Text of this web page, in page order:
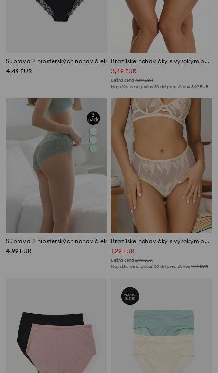
Súprava 2 hipsterských nohavičiek
4,49 EUR
Brazílske nohavičky s vysokým pásom – balenie 2 ks
3,49 EUR
Bežná cena 4,99EUR
Najnižšia cena počas 30 dní pred zľavou3,99EUR
Súprava 3 hipsterských nohavičiek
4,99 EUR
Brazílske nohavičky s vysokým pásom
1,29 EUR
Bežná cena 2,99EUR
Najnižšia cena počas 30 dní pred zľavou1,49EUR